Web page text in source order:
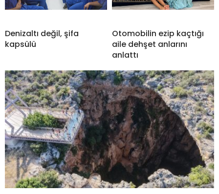
Denizaltı değil, şifa
kapsülü
Otomobilin ezip kaçtığı
aile dehşet anlarını
anlattı